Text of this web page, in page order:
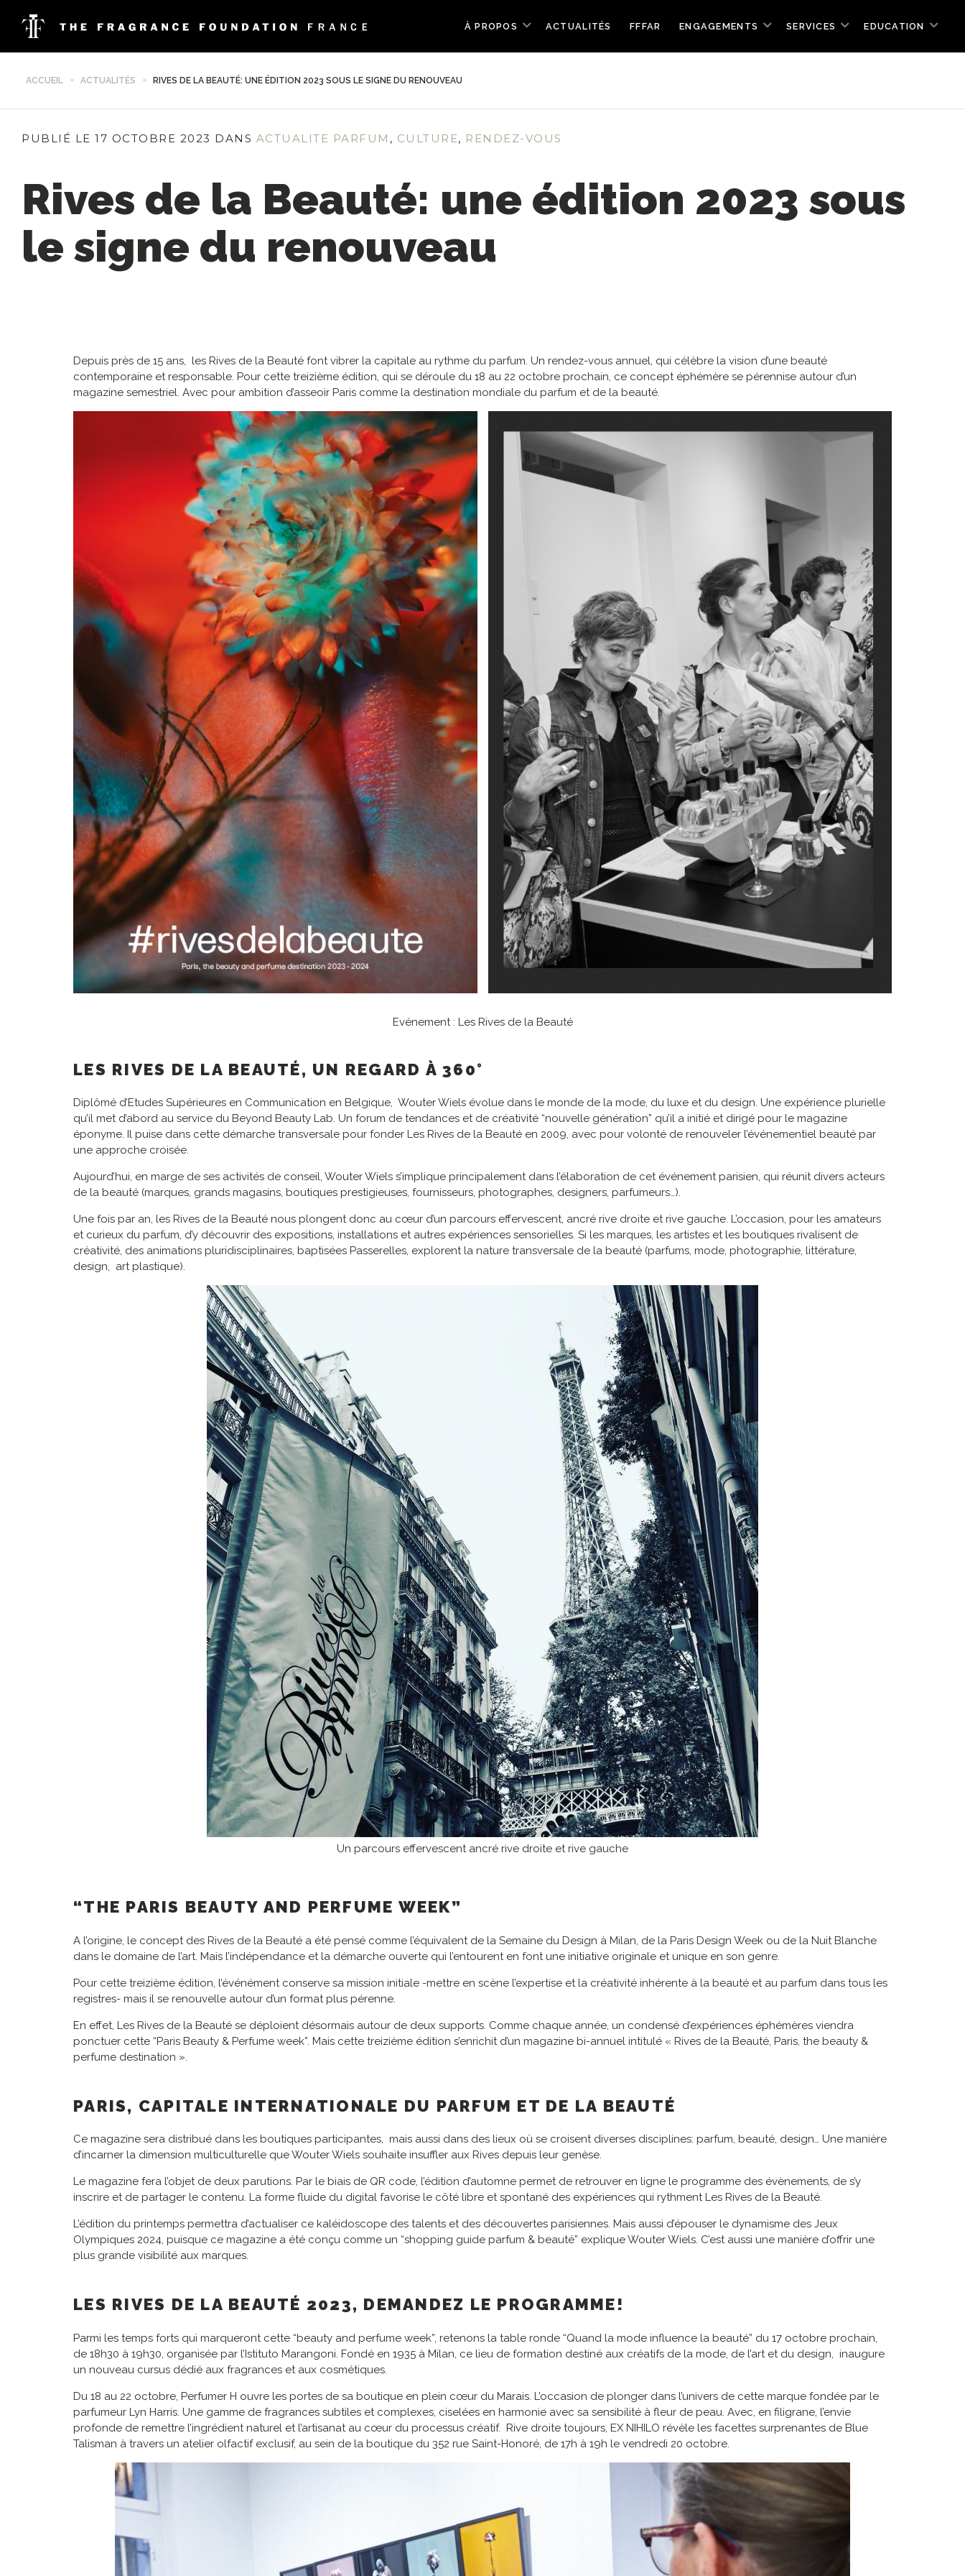
À PROPOS ACTUALITÉS FFFAR ENGAGEMENTS SERVICES EDUCATION
ACCUEIL ACTUALITÉS RIVES DE LA BEAUTÉ: UNE ÉDITION 2023 SOUS LE SIGNE DU RENOUVEAU
PUBLIÉ LE 17 OCTOBRE 2023 DANS ACTUALITE PARFUM , CULTURE, RENDEZ-VOUS
Rives de la Beauté: une édition 2023 sous
le signe du renouveau
Depuis près de 15 ans, les Rives de la Beauté font vibrer la capitale au rythme du parfum. Un rendez-vous annuel, qui célèbre la vision d’une beauté
contemporaine et responsable. Pour cette treizième édition, qui se déroule du 18 au 22 octobre prochain, ce concept éphémère se pérennise autour d’un
magazine semestriel. Avec pour ambition d’asseoir Paris comme la destination mondiale du parfum et de la beauté.
Evénement : Les Rives de la Beauté
LES RIVES DE LA BEAUTÉ, UN REGARD À 360°
Diplômé d’Etudes Supérieures en Communication en Belgique, Wouter Wiels évolue dans le monde de la mode, du luxe et du design. Une expérience plurielle
qu’il met d’abord au service du Beyond Beauty Lab. Un forum de tendances et de créativité “nouvelle génération” qu’il a initié et dirigé pour le magazine
éponyme. Il puise dans cette démarche transversale pour fonder Les Rives de la Beauté en 2009, avec pour volonté de renouveler l’événementiel beauté par
une approche croisée.
Aujourd’hui, en marge de ses activités de conseil, Wouter Wiels s’implique principalement dans l’élaboration de cet événement parisien, qui réunit divers acteurs
de la beauté (marques, grands magasins, boutiques prestigieuses, fournisseurs, photographes, designers, parfumeurs…).
Une fois par an, les Rives de la Beauté nous plongent donc au cœur d’un parcours effervescent, ancré rive droite et rive gauche. L’occasion, pour les amateurs
et curieux du parfum, d’y découvrir des expositions, installations et autres expériences sensorielles. Si les marques, les artistes et les boutiques rivalisent de
créativité, des animations pluridisciplinaires, baptisées Passerelles, explorent la nature transversale de la beauté (parfums, mode, photographie, littérature,
design, art plastique).
Un parcours effervescent ancré rive droite et rive gauche
“THE PARIS BEAUTY AND PERFUME WEEK”
A l’origine, le concept des Rives de la Beauté a été pensé comme l’équivalent de la Semaine du Design à Milan, de la Paris Design Week ou de la Nuit Blanche
dans le domaine de l’art. Mais l’indépendance et la démarche ouverte qui l’entourent en font une initiative originale et unique en son genre.
Pour cette treizième édition, l’événément conserve sa mission initiale -mettre en scène l’expertise et la créativité inhérente à la beauté et au parfum dans tous les
registres- mais il se renouvelle autour d’un format plus pérenne.
En effet, Les Rives de la Beauté se déploient désormais autour de deux supports. Comme chaque année, un condensé d’expériences éphémères viendra
ponctuer cette “Paris Beauty & Perfume week”. Mais cette treizième édition s’enrichit d’un magazine bi-annuel intitulé « Rives de la Beauté, Paris, the beauty &
perfume destination ».
PARIS, CAPITALE INTERNATIONALE DU PARFUM ET DE LA BEAUTÉ
Ce magazine sera distribué dans les boutiques participantes, mais aussi dans des lieux où se croisent diverses disciplines: parfum, beauté, design… Une manière
d’incarner la dimension multiculturelle que Wouter Wiels souhaite insuffler aux Rives depuis leur genèse.
Le magazine fera l’objet de deux parutions. Par le biais de QR code, l’édition d’automne permet de retrouver en ligne le programme des évènements, de s’y
inscrire et de partager le contenu. La forme fluide du digital favorise le côté libre et spontané des expériences qui rythment Les Rives de la Beauté.
L’édition du printemps permettra d’actualiser ce kaléidoscope des talents et des découvertes parisiennes. Mais aussi d’épouser le dynamisme des Jeux
Olympiques 2024, puisque ce magazine a été conçu comme un “shopping guide parfum & beauté” explique Wouter Wiels. C’est aussi une manière d’offrir une
plus grande visibilité aux marques.
LES RIVES DE LA BEAUTÉ 2023, DEMANDEZ LE PROGRAMME!
Parmi les temps forts qui marqueront cette “beauty and perfume week”, retenons la table ronde “Quand la mode influence la beauté” du 17 octobre prochain,
de 18h30 à 19h30, organisée par l’Istituto Marangoni. Fondé en 1935 à Milan, ce lieu de formation destiné aux créatifs de la mode, de l’art et du design, inaugure
un nouveau cursus dédié aux fragrances et aux cosmétiques.
Du 18 au 22 octobre, Perfumer H ouvre les portes de sa boutique en plein cœur du Marais. L’occasion de plonger dans l’univers de cette marque fondée par le
parfumeur Lyn Harris. Une gamme de fragrances subtiles et complexes, ciselées en harmonie avec sa sensibilité à fleur de peau. Avec, en filigrane, l’envie
profonde de remettre l’ingrédient naturel et l’artisanat au cœur du processus créatif. Rive droite toujours, EX NIHILO révèle les facettes surprenantes de Blue
Talisman à travers un atelier olfactif exclusif, au sein de la boutique du 352 rue Saint-Honoré, de 17h à 19h le vendredi 20 octobre.